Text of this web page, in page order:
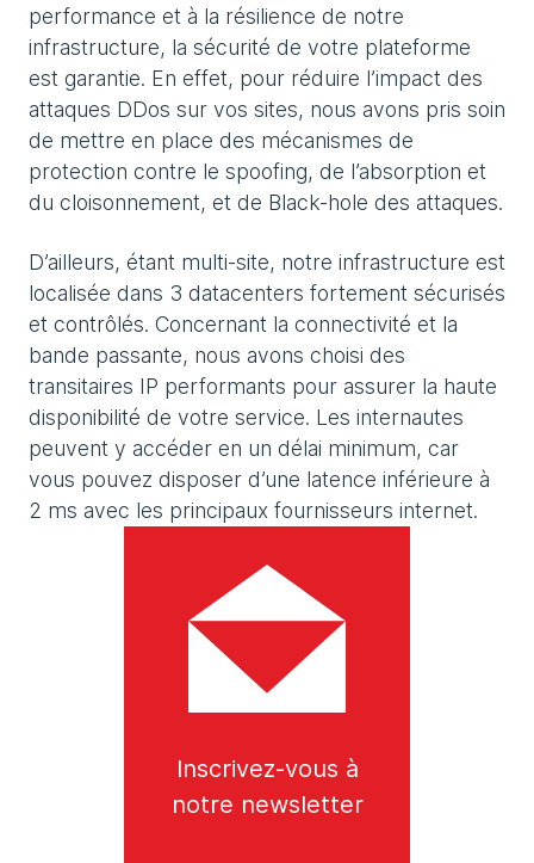
performance et à la résilience de notre
infrastructure, la sécurité de votre plateforme
est garantie. En effet, pour réduire l’impact des
attaques DDos sur vos sites, nous avons pris soin
de mettre en place des mécanismes de
protection contre le spoofing, de l’absorption et
du cloisonnement, et de Black-hole des attaques.
D’ailleurs, étant multi-site, notre infrastructure est
localisée dans 3 datacenters fortement sécurisés
et contrôlés. Concernant la connectivité et la
bande passante, nous avons choisi des
transitaires IP performants pour assurer la haute
disponibilité de votre service. Les internautes
peuvent y accéder en un délai minimum, car
vous pouvez disposer d’une latence inférieure à
2 ms avec les principaux fournisseurs internet.
Inscrivez-vous à
notre newsletter